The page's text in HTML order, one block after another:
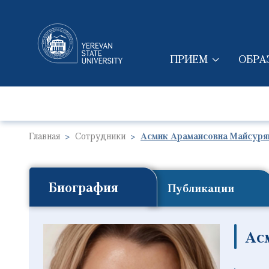
MAIN
ПРИЕМ
Главная Сотрудники Асмик Арамаисовна
Биография Публикации